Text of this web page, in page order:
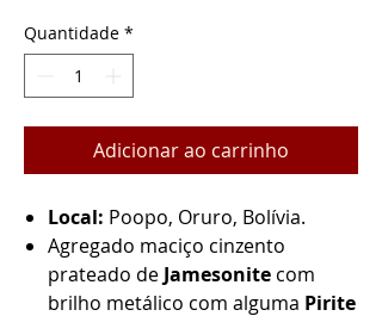
Quantidade *
Adicionar ao carrinho
Local: Poopo, Oruro, Bolívia.
Agregado maciço cinzento
prateado de Jamesonite com
brilho metálico com alguma Pirite